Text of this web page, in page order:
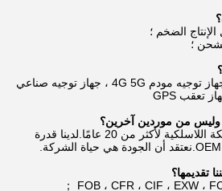
الإنتاج الضخم ؛
؛
جهاز توجيه شبكة WiFi6 ، جهاز توجيه مودم 4G 5G ، جهاز توجيه صناعي
لقد ركزنا على منتجات الشبكة اللاسلكية لأكثر من 20 عامًا.لدينا قدرة